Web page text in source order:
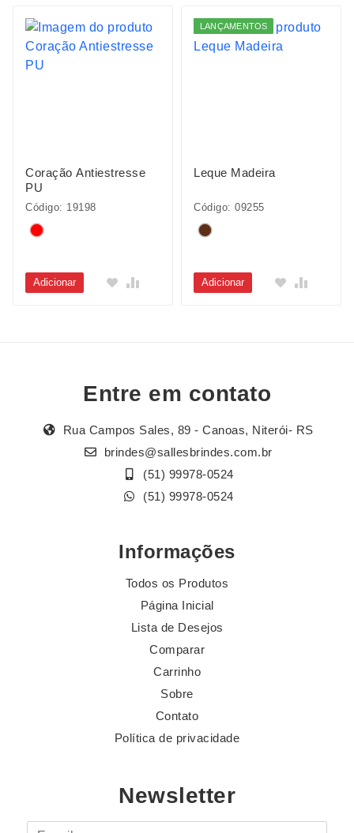
Coração Antiestresse
PU
Código: 19198
Adicionar
LANÇAMENTOS
Leque Madeira
Código: 09255
Adicionar
Entre em contato
Rua Campos Sales, 89 - Canoas, Niterói- RS
brindes@sallesbrindes.com.br
(51) 99978-0524
(51) 99978-0524
Informações
Todos os Produtos
Página Inicial
Lista de Desejos
Comparar
Carrinho
Sobre
Contato
Política de privacidade
Newsletter
E-mail